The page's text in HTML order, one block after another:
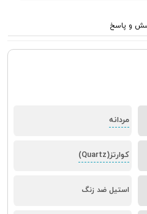
و پاسخ
مردانه
کوارتز(Quartz)
استیل ضد زنگ